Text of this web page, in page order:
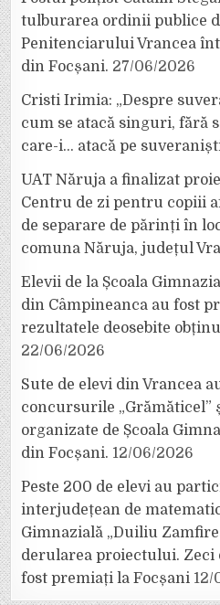
tulburarea ordinii publice
Penitenciarului Vrancea
din Focșani. 27/06/2026
Cristi Irimia: „Despre
cum se atacă singuri, fără
care-i… atacă pe
UAT Năruja a finalizat
Centru de zi pentru copiii
de separare de părinți în
comuna Năruja, județul
Elevii de la Școala
din Câmpineanca au fost
rezultatele deosebite
22/06/2026
Sute de elevi din Vrancea
concursurile „Grămăticel”
organizate de Școala
din Focșani. 12/06/2026
Peste 200 de elevi au
interjudețean de
Gimnazială „Duiliu
derularea proiectului. Zeci
fost premiați la Focșani 12/